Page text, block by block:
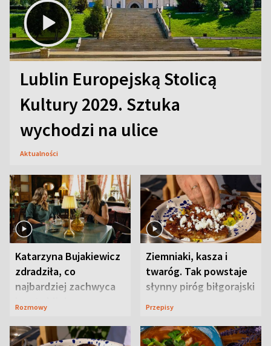
Lublin Europejską Stolicą
Kultury 2029. Sztuka
wychodzi na ulice
Aktualności
Katarzyna Bujakiewicz
zdradziła, co
najbardziej zachwyca
ją w Lublinie
Rozmowy
Ziemniaki, kasza i
twaróg. Tak powstaje
słynny piróg biłgorajski
Przepisy